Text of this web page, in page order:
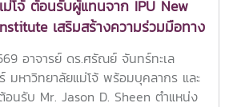
รรยากาศจากน้องๆ ทีมสโมสรนักศึกษา
โจ้ ต้อนรับผู้แทนจาก IPU New
เสริมสร้างความร่วมมือทาง
อาจารย์ ดร.ศรัณย์ จันทร์ทะเล
หาวิทยาลัยแม่โจ้ พร้อมบุคลากร และ
นรับ Mr. Jason D. Sheen ตำแหน่ง